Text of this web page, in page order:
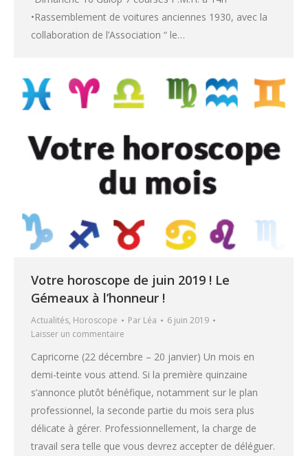
•Rassemblement de voitures anciennes 1930, avec la
collaboration de l’Association “ le…
Votre horoscope de juin 2019 ! Le
Gémeaux à l’honneur !
Actualités, Horoscope Par Léa
6 juin 2019
Laisser un commentaire
Capricorne (22 décembre – 20 janvier) Un mois en
demi-teinte vous attend. Si la première quinzaine
s’annonce plutôt bénéfique, notamment sur le plan
professionnel, la seconde partie du mois sera plus
délicate à gérer. Professionnellement, la charge de
travail sera telle que vous devrez accepter de déléguer.